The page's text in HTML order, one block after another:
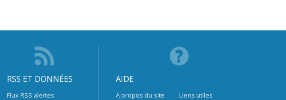
RSS ET DONNÉES
Flux RSS alertes
AIDE
A propos du site
Liens utiles